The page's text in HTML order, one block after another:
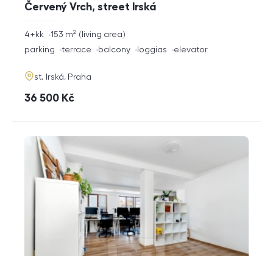
Červený Vrch, street Irská
rozměry
4+kk living area
153 m2
funkce
parking terrace balcony loggias elevator
adresa
st. Irská, Praha
cena
36 500 Kč